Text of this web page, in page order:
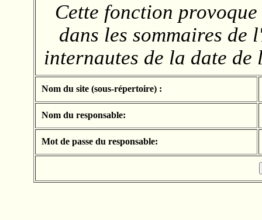
Cette fonction
dans les sommaires
internautes de la date
Nom du site (sous-répertoire) :
Nom du responsable:
Mot de passe du responsable: